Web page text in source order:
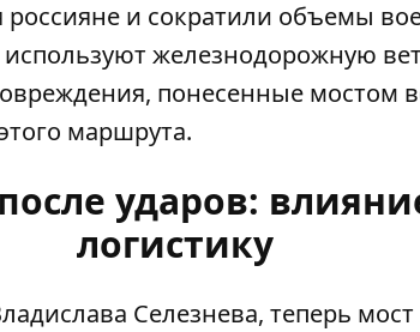
и сократили объемы
железнодорожную
понесенные мостом
маршрута.
ударов:
логистику
Селезнева, теперь